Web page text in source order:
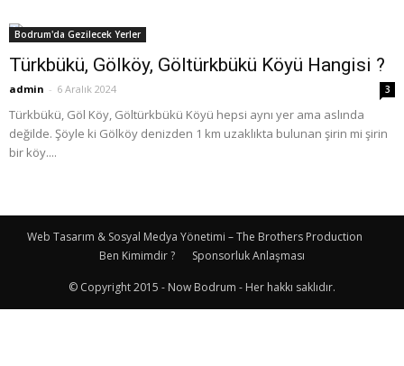
Bodrum'da Gezilecek Yerler
Türkbükü, Gölköy, Göltürkbükü Köyü Hangisi ?
admin - 6 Aralık 2024 3
Türkbükü, Göl Köy, Göltürkbükü Köyü hepsi aynı yer ama aslında
değilde. Şöyle ki Gölköy denizden 1 km uzaklıkta bulunan şirin mi şirin
bir köy....
Web Tasarım & Sosyal Medya Yönetimi – The Brothers Production
Ben Kimimdir ?
Sponsorluk Anlaşması
© Copyright 2015 - Now Bodrum - Her hakkı saklıdır.